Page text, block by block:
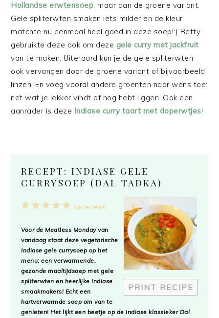
Hollandse erwtensoep, maar dan de groene variant.
Gele spliterwten smaken iets milder en de kleur
matchte nu eenmaal heel goed in deze soep!:) Betty
gebruikte deze ook om deze gele curry met jackfruit
van te maken. Uiteraard kun je de gele spliterwten
ook vervangen door de groene variant of bijvoorbeeld
linzen. En voeg vooral andere groenten naar wens toe:
net wat je lekker vindt of nog hebt liggen. Ook een
aanrader is deze Indiase curry taart met doperwtjes!
RECEPT: INDIASE GELE
CURRYSOEP (DAL TADKA)
PRINT RECIPE
5
4
3
2
1
No reviews
Voor deMeatless Mondayvan
vandaag staat deze vegetarische
Indiase gele currysoep op het
menu: een verwarmende,
gezonde maaltijdsoep met gele
spliterwten en heerlijke Indiase
smaakmakers! Echt een
hartverwarmde soep om van te
genieten! Het lijkt een beetje op de Indiase klassieker Dal